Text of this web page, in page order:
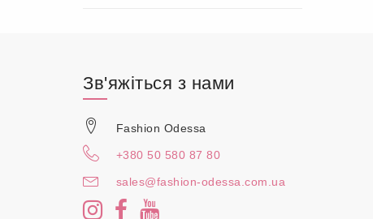
Зв'яжіться з нами
Fashion Odessa
+380 50 580 87 80
sales@fashion-odessa.com.ua